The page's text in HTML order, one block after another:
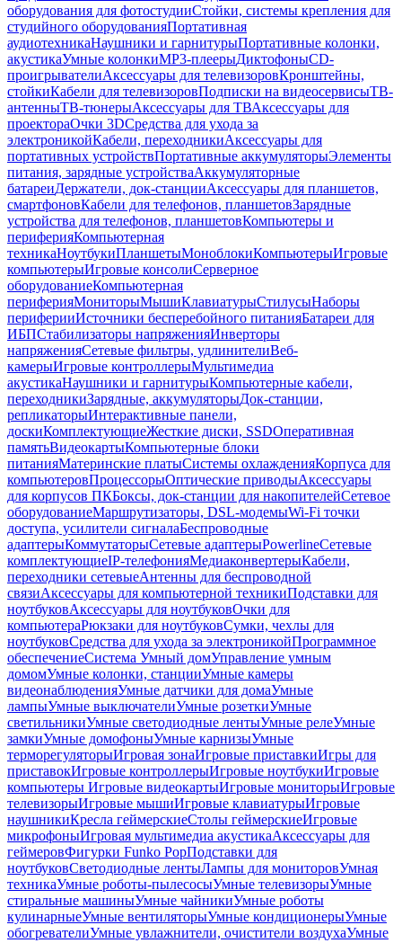
оборудования для фотостудииСтойки, системы крепления для
студийного оборудованияПортативная
аудиотехникаНаушники и гарнитурыПортативные колонки,
акустикаУмные колонкиMP3-плеерыДиктофоныCD-
проигрывателиАксессуары для телевизоровКронштейны,
стойкиКабели для телевизоровПодписки на видеосервисыТВ-
антенныТВ-тюнерыАксессуары для ТВАксессуары для
проектораОчки 3DСредства для ухода за
электроникойКабели, переходникиАксессуары для
портативных устройствПортативные аккумуляторыЭлементы
питания, зарядные устройстваАккумуляторные
батареиДержатели, док-станцииАксессуары для планшетов,
смартфоновКабели для телефонов, планшетовЗарядные
устройства для телефонов, планшетовКомпьютеры и
периферияКомпьютерная
техникаНоутбукиПланшетыМоноблокиКомпьютерыИгровые
компьютерыИгровые консолиСерверное
оборудованиеКомпьютерная
периферияМониторыМышиКлавиатурыСтилусыНаборы
периферииИсточники бесперебойного питанияБатареи для
ИБПСтабилизаторы напряженияИнверторы
напряженияСетевые фильтры, удлинителиВеб-
камерыИгровые контроллерыМультимедиа
акустикаНаушники и гарнитурыКомпьютерные кабели,
переходникиЗарядные, аккумуляторыДок-станции,
репликаторыИнтерактивные панели,
доскиКомплектующиеЖесткие диски, SSDОперативная
памятьВидеокартыКомпьютерные блоки
питанияМатеринские платыСистемы охлажденияКорпуса для
компьютеровПроцессорыОптические приводыАксессуары
для корпусов ПКБоксы, док-станции для накопителейСетевое
оборудованиеМаршрутизаторы, DSL-модемыWi-Fi точки
доступа, усилители сигналаБеспроводные
адаптерыКоммутаторыСетевые адаптерыPowerlineСетевые
комплектующиеIP-телефонияМедиаконвертерыКабели,
переходники сетевыеАнтенны для беспроводной
связиАксессуары для компьютерной техникиПодставки для
ноутбуковАксессуары для ноутбуковОчки для
компьютераРюкзаки для ноутбуковСумки, чехлы для
ноутбуковСредства для ухода за электроникойПрограммное
обеспечениеСистема Умный домУправление умным
домомУмные колонки, станцииУмные камеры
видеонаблюденияУмные датчики для домаУмные
лампыУмные выключателиУмные розеткиУмные
светильникиУмные светодиодные лентыУмные релеУмные
замкиУмные домофоныУмные карнизыУмные
терморегуляторыИгровая зонаИгровые приставкиИгры для
приставокИгровые контроллерыИгровые ноутбукиИгровые
компьютеры Игровые видеокартыИгровые мониторыИгровые
телевизорыИгровые мышиИгровые клавиатурыИгровые
наушникиКресла геймерскиеСтолы геймерскиеИгровые
микрофоныИгровая мультимедиа акустикаАксессуары для
геймеровФигурки Funko PopПодставки для
ноутбуковСветодиодные лентыЛампы для мониторовУмная
техникаУмные роботы-пылесосыУмные телевизорыУмные
стиральные машиныУмные чайникиУмные роботы
кулинарныеУмные вентиляторыУмные кондиционерыУмные
обогревателиУмные увлажнители, очистители воздухаУмные